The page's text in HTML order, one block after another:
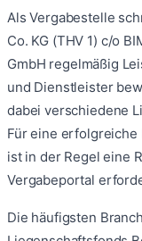
Als Vergabestelle
Co. KG (THV 1) c/o
GmbH regelmäßig
und Dienstleister
dabei verschiedene
Für eine
ist in der Regel eine
Vergabeportal
Die häufigsten